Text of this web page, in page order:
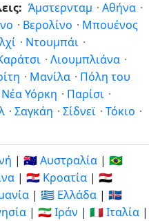
Άμστερνταμ · Αθήνα ·
· Βερολίνο · Μπουένος
· Ντουμπάι ·
· Λιουμπλιάνα ·
· Μανίλα · Πόλη του
Νέα Υόρκη · Παρίσι ·
· Σαγκάη · Σίδνεϊ · Τόκιο ·
| 🇦🇺 Αυστραλία | 🇧🇷
| 🇭🇷 Κροατία | 🇪🇬
| 🇬🇷 Ελλάδα | 🇮🇸
| 🇮🇷 Ιράν | 🇮🇹 Ιταλία |